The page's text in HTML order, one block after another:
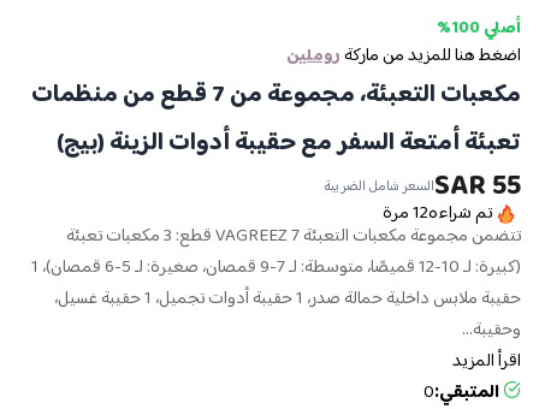
أصلي 100%
اضغط هنا للمزيد من ماركةروملين
مكعبات التعبئة، مجموعة من 7 قطع من منظمات
تعبئة أمتعة السفر مع حقيبة أدوات الزينة (بيج)
55 SAR السعر شامل الضريبة
تم شراءه12مرة
تتضمن مجموعة مكعبات التعبئة VAGREEZ 7 قطع: 3 مكعبات تعبئة
(كبيرة: لـ 10-12 قميصًا، متوسطة: لـ 7-9 قمصان، صغيرة: لـ 5-6 قمصان)، 1
حقيبة ملابس داخلية حمالة صدر، 1 حقيبة أدوات تجميل، 1 حقيبة غسيل،
وحقيبة...
اقرأ المزيد
المتبقي:0